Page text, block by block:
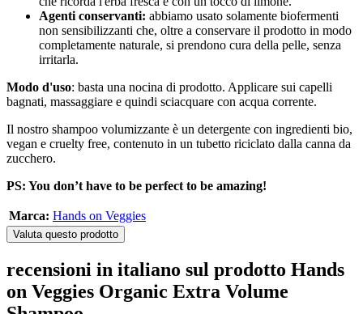
Agenti conservanti: abbiamo usato solamente biofermenti
non sensibilizzanti che, oltre a conservare il prodotto in modo
completamente naturale, si prendono cura della pelle, senza
irritarla.
Modo d'uso: basta una nocina di prodotto. Applicare sui capelli
bagnati, massaggiare e quindi sciacquare con acqua corrente.
Il nostro shampoo volumizzante è un detergente con ingredienti bio,
vegan e cruelty free, contenuto in un tubetto riciclato dalla canna da
zucchero.
PS: You don’t have to be perfect to be amazing!
Marca: Hands on Veggies
Valuta questo prodotto
recensioni in italiano sul prodotto Hands
on Veggies Organic Extra Volume